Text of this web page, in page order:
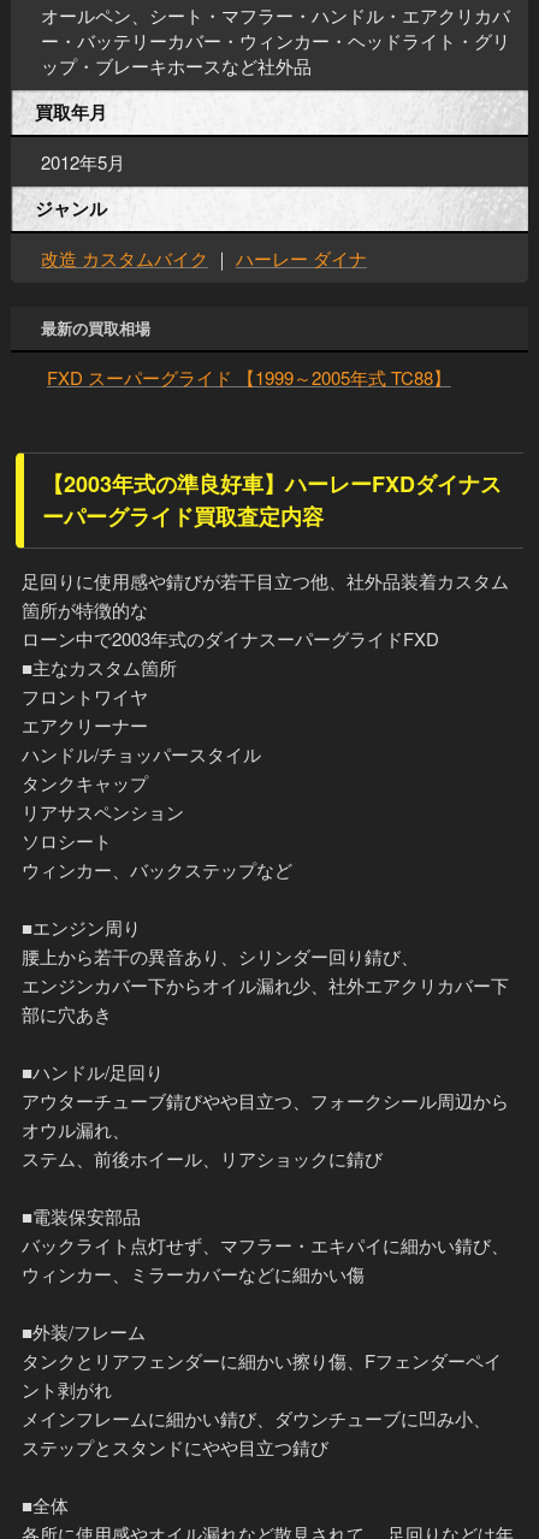
オールペン、シート・マフラー・ハンドル・エアクリカバ
ー・バッテリーカバー・ウィンカー・ヘッドライト・グリ
ップ・ブレーキホースなど社外品
買取年月
2012年5月
ジャンル
改造 カスタムバイク ｜ ハーレー ダイナ
最新の買取相場
FXD スーパーグライド 【1999～2005年式 TC88】
【2003年式の準良好車】ハーレーFXDダイナス
ーパーグライド買取査定内容
足回りに使用感や錆びが若干目立つ他、社外品装着カスタム
箇所が特徴的な
ローン中で2003年式のダイナスーパーグライドFXD
■主なカスタム箇所
フロントワイヤ
エアクリーナー
ハンドル/チョッパースタイル
タンクキャップ
リアサスペンション
ソロシート
ウィンカー、バックステップなど
■エンジン周り
腰上から若干の異音あり、シリンダー回り錆び、
エンジンカバー下からオイル漏れ少、社外エアクリカバー下
部に穴あき
■ハンドル/足回り
アウターチューブ錆びやや目立つ、フォークシール周辺から
オウル漏れ、
ステム、前後ホイール、リアショックに錆び
■電装保安部品
バックライト点灯せず、マフラー・エキパイに細かい錆び、
ウィンカー、ミラーカバーなどに細かい傷
■外装/フレーム
タンクとリアフェンダーに細かい擦り傷、Fフェンダーペイ
ント剥がれ
メインフレームに細かい錆び、ダウンチューブに凹み小、
ステップとスタンドにやや目立つ錆び
■全体
各所に使用感やオイル漏れなど散見されて、 足回りなどは年